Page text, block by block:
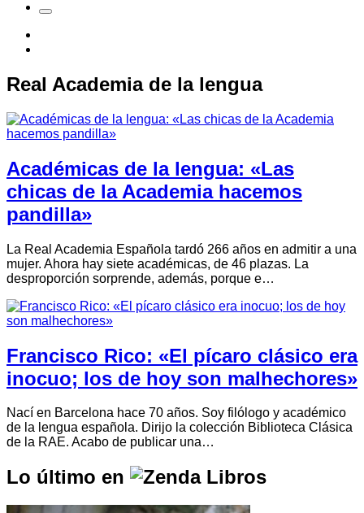
Real Academia de la lengua
Académicas de la lengua: «Las
chicas de la Academia hacemos
pandilla»
La Real Academia Española tardó 266 años en admitir a una
mujer. Ahora hay siete académicas, de 46 plazas. La
desproporción sorprende, además, porque e…
Francisco Rico: «El pícaro clásico era
inocuo; los de hoy son malhechores»
Nací en Barcelona hace 70 años. Soy filólogo y académico
de la lengua española. Dirijo la colección Biblioteca Clásica
de la RAE. Acabo de publicar una…
Lo último en